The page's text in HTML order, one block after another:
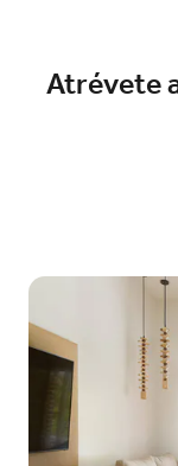
Atrévete